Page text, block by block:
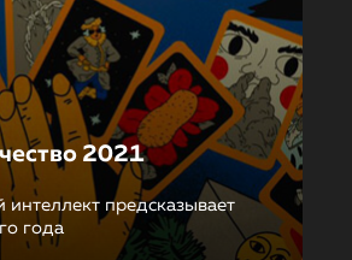
2021
интеллект предсказывает
года